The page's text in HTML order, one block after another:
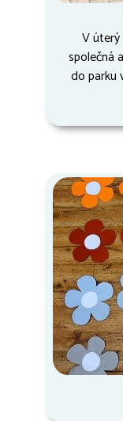
V
společná
do parku